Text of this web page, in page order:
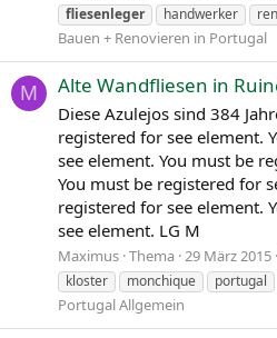
fliesenleger
handwerker
Bauen + Renovieren in Portugal
M Alte Wandfliesen in
Diese Azulejos sind 384
registered for see element.
see element. You must be
You must be registered for
registered for see element.
see element. LG M
Maximus Thema 29 März 2015
kloster
monchique portugal
Portugal Allgemein